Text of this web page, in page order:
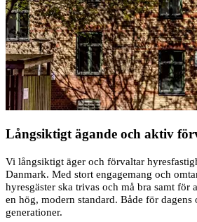
Långsiktigt ägande och aktiv
Vi långsiktigt äger och förvaltar
Danmark. Med stort engagemang och
hyresgäster ska trivas och må bra samt för
en hög, modern standard. Både för dagens
generationer.